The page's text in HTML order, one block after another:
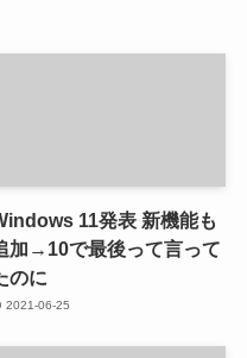
11発表 新機能も
加→10で最後って言って
のに
2021-06-25